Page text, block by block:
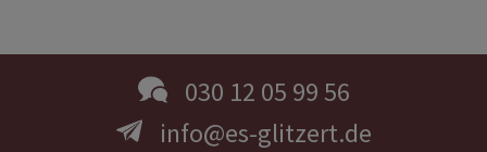
030 12 05 99 56
info@es-glitzert.de